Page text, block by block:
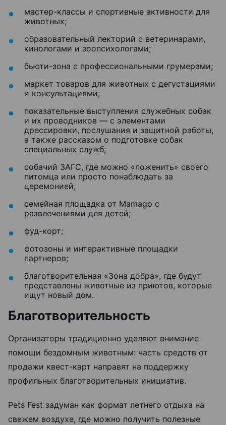
мастер-классы и спортивные активности для
животных;
образовательный лекторий с ветеринарами,
кинологами и зоопсихологами;
бьюти-зона с профессиональными грумерами;
маркет товаров для животных с дегустациями
и консультациями;
показательные выступления служебных собак
и их проводников — с элементами
дрессировки, послушания и защитной работы,
а также рассказом о подготовке собак
специальных служб;
собачий ЗАГС, где можно «поженить» своего
питомца или просто понаблюдать за
церемонией;
семейная площадка от Mamago с
развлечениями для детей;
фуд-корт;
фотозоны и интерактивные площадки
партнеров;
благотворительная «Зона добра», где будут
представлены животные из приютов, которые
ищут новый дом.
Благотворительность
Организаторы традиционно уделяют внимание
помощи бездомным животным: часть средств от
продажи квест-карт направят на поддержку
профильных благотворительных инициатив.
Pets Fest задуман как формат летнего отдыха на
свежем воздухе, где можно получить полезные